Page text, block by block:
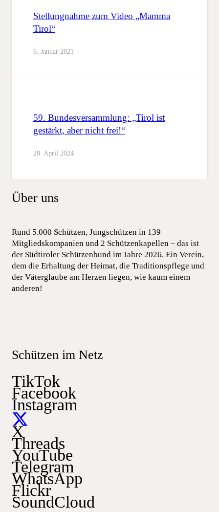
Stellungnahme zum Video „Mamma
Tirol“
6. Januar 2021
59. Bundesversammlung: „Tirol ist
gestärkt, aber nicht frei!“
28. April 2024
Über uns
Rund 5.000 Schützen, Jungschützen in 139
Mitgliedskompanien und 2 Schützenkapellen – das ist
der Südtiroler Schützenbund im Jahre 2026. Ein Verein,
dem die Erhaltung der Heimat, die Traditionspflege und
der Väterglaube am Herzen liegen, wie kaum einem
anderen!
Schützen im Netz
TikTok
Facebook
Instagram
X
Threads
YouTube
Telegram
WhatsApp
Flickr
SoundCloud